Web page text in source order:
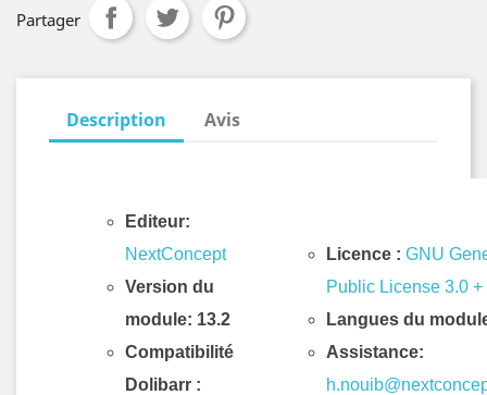
Partager
Description Avis
Editeur:
NextConcept
Version du
module: 13.2
Compatibilité
Dolibarr :
Licence : GNU
Public License 3.0 +
Langues du
Assistance: